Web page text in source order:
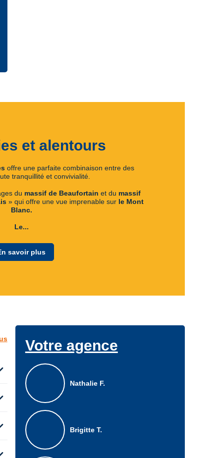
et alentours
offre une parfaite combinaison entre des
tranquillité et convivialité.
du massif de Beaufortain et du massif
» qui offre une vue imprenable sur le Mont
Blanc.
Le...
savoir plus
Votre agence
Nathalie F.
Brigitte T.